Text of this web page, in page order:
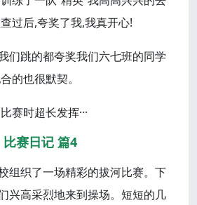
过后,夸奖了我,我真开心!
们跳的都夸奖我们六七班的同学
的也很默契。
赛时超长发挥···
比赛日记 篇4
组织了一场精彩的拔河比赛。下
兴高采烈地来到操场。短短的几